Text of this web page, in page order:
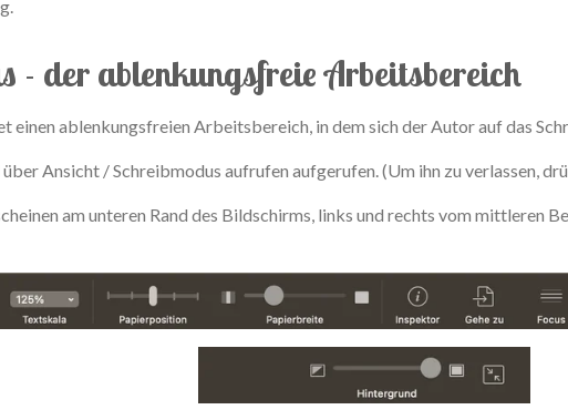
- der ablenkungsfreie Arbeitsbereich
einen ablenkungsfreien Arbeitsbereich, in dem sich der Autor auf das
Ansicht / Schreibmodus aufrufen aufgerufen. (Um ihn zu verlassen,
am unteren Rand des Bildschirms, links und rechts vom mittleren